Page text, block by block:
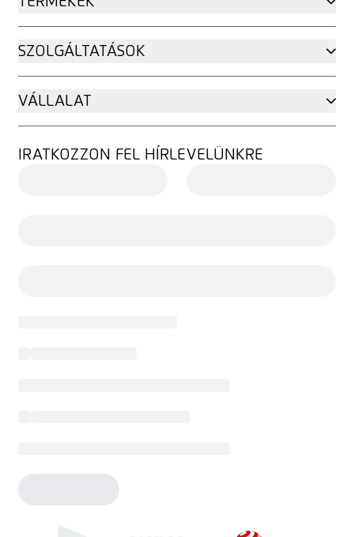
SZOLGÁLTATÁSOK
VÁLLALAT
IRATKOZZON FEL HÍRLEVELÜNKRE